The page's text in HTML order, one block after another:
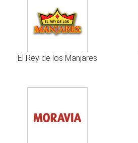
El Rey de los Manjares